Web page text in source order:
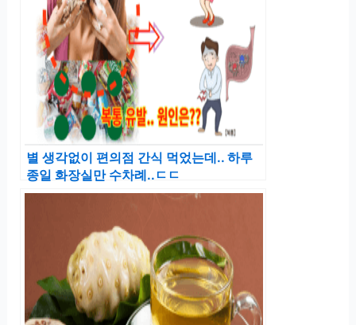
별 생각없이 편의점 간식 먹었는데.. 하루
종일 화장실만 수차례..ㄷㄷ